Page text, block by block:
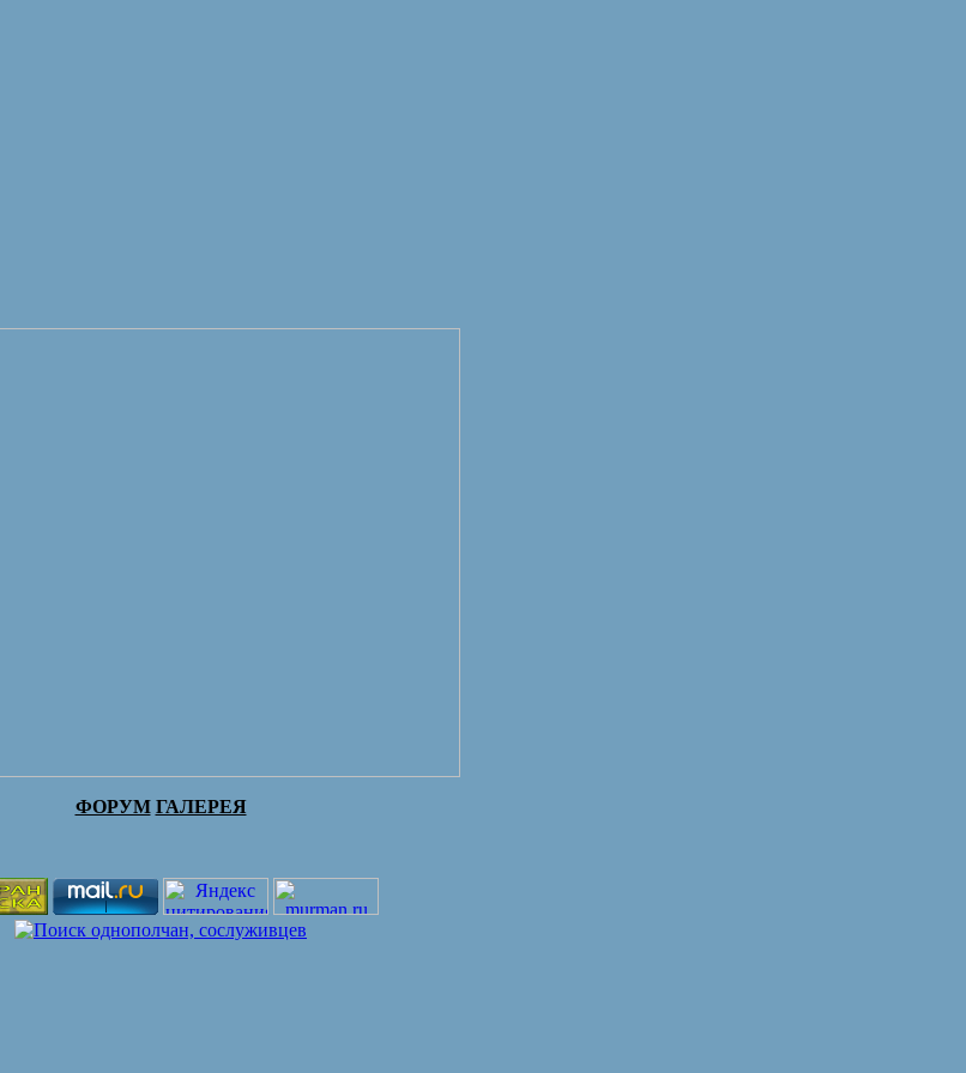
ФОРУМ ГАЛЕРЕЯ